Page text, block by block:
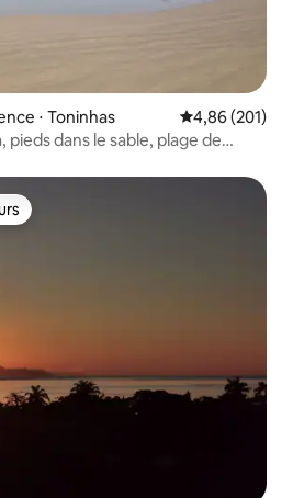
⋅ Toninhas Évaluation
4,86 (201)
dans le sable, plage de